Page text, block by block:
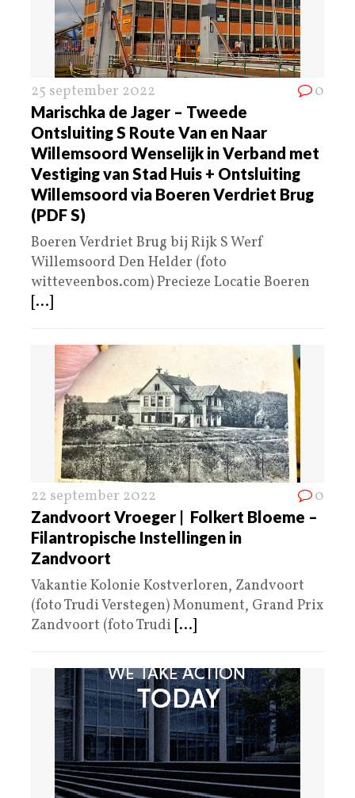
25 september 2022 0
Marischka de Jager – Tweede
Ontsluiting S Route Van en Naar
Willemsoord Wenselijk in Verband met
Vestiging van Stad Huis + Ontsluiting
Willemsoord via Boeren Verdriet Brug
(PDF S)
Boeren Verdriet Brug bij Rijk S Werf
Willemsoord Den Helder (foto
witteveenbos.com) Precieze Locatie Boeren
[...]
22 september 2022 0
Zandvoort Vroeger | Folkert Bloeme –
Filantropische Instellingen in
Zandvoort
Vakantie Kolonie Kostverloren, Zandvoort
(foto Trudi Verstegen) Monument, Grand Prix
Zandvoort (foto Trudi [...]